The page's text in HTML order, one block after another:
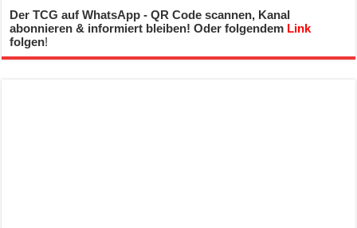
Der TCG auf WhatsApp - QR Code scannen, Kanal
abonnieren & informiert bleiben! Oder folgendem Link
folgen!